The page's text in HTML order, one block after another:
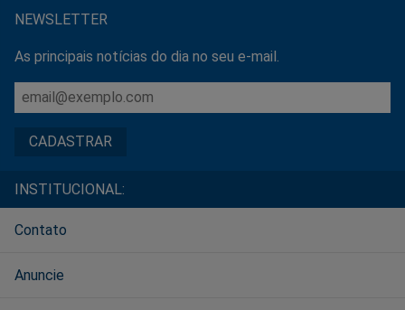
NEWSLETTER
As principais notícias do dia no seu e-mail.
INSTITUCIONAL:
Contato
Anuncie